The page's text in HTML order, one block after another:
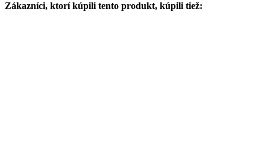
Zákazníci, ktorí kúpili tento produkt, kúpili tiež: